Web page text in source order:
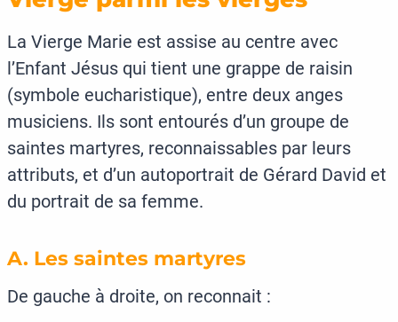
La Vierge Marie est assise au centre avec
l’Enfant Jésus qui tient une grappe de raisin
(symbole eucharistique), entre deux anges
musiciens. Ils sont entourés d’un groupe de
saintes martyres, reconnaissables par leurs
attributs, et d’un autoportrait de Gérard David et
du portrait de sa femme.
A. Les saintes martyres
De gauche à droite, on reconnait :